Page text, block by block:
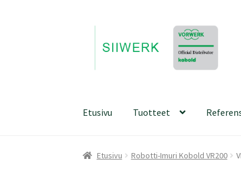
navigointiin
sisältöön
Etusivu Tuotteet
Etusivu Robotti-Imuri Kobold VR200